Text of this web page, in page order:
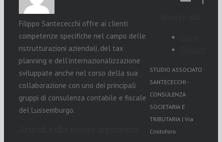
Filippo Santececchi offre ai clienti
competenze specifiche nel campo delle
ristrutturazioni aziendali, del tax
planning e dell’internazionalizzazione
sviluppate anche nel corso della sua
collaborazione con uno dei principali
gruppi di consulenza contabile e fiscale
del Lussemburgo.
STUDIO ASSOCIATO
SANTECECCHI -
CONSULENZA
SOCIETARIA E
TRIBUTARIA | Via
Cristoforo